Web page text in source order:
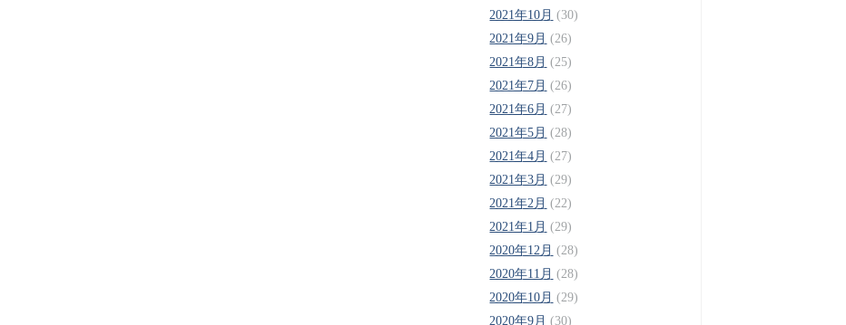
2021年10月 (30)
2021年9月 (26)
2021年8月 (25)
2021年7月 (26)
2021年6月 (27)
2021年5月 (28)
2021年4月 (27)
2021年3月 (29)
2021年2月 (22)
2021年1月 (29)
2020年12月 (28)
2020年11月 (28)
2020年10月 (29)
2020年9月 (30)